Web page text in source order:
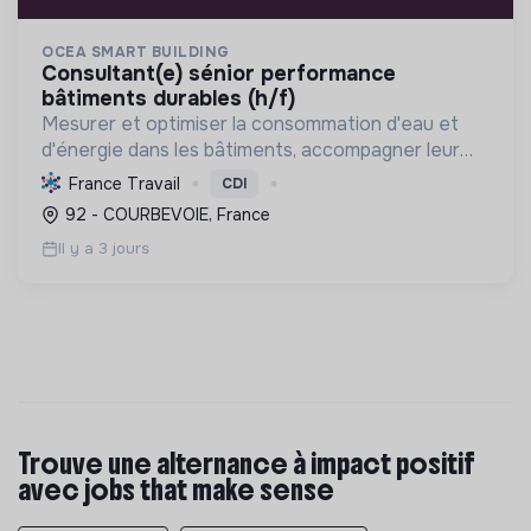
OCEA SMART BUILDING
consultant(e) sénior performance
bâtiments durables (h/f)
Mesurer et optimiser la consommation d'eau et
d'énergie dans les bâtiments, accompagner leur
décarbonation et la conformité réglementaire
pour une transition énergétique durable.
France Travail CDI
92 - COURBEVOIE, France
Il y a 3 jours
Trouve une alternance à impact positif
avec jobs that make sense